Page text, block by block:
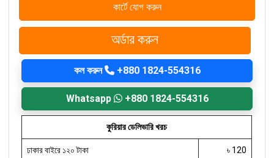
কার্টে যোগ করুন
অর্ডার করুন
কল করুন +880 1824-554316
Whatsapp +880 1824-554316
কুরিয়ার ডেলিভারি খরচ
ঢাকার বাইরে ১২০ টাকা ৳ 120